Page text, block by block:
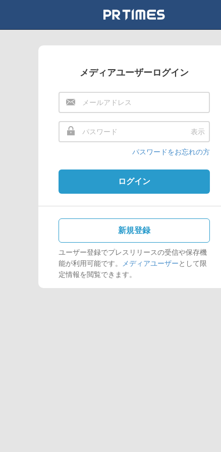
メディアユーザーログイン
表示
パスワードをお忘れの方
ログイン
新規登録
ユーザー登録でプレスリリースの受信や保存機
能が利用可能です。
メディアユーザーとして限
定情報を閲覧できます。